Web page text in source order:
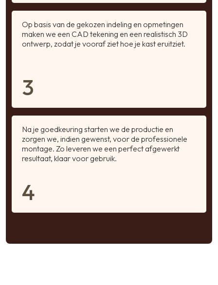
Op basis van de gekozen indeling en opmetingen
maken we een CAD tekening en een realistisch 3D
ontwerp, zodat je vooraf ziet hoe je kast eruitziet.
3
Na je goedkeuring starten we de productie en
zorgen we, indien gewenst, voor de professionele
montage. Zo leveren we een perfect afgewerkt
resultaat, klaar voor gebruik.
4